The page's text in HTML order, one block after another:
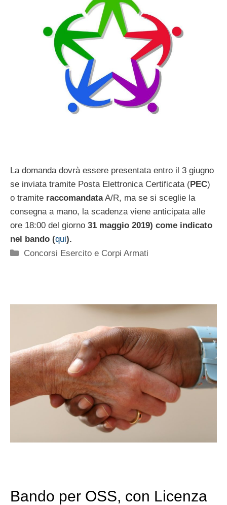
La domanda dovrà essere presentata entro il 3 giugno
se inviata tramite Posta Elettronica Certificata (PEC)
o tramite raccomandataA/R, ma se si sceglie la
consegna a mano, la scadenza viene anticipata alle
ore 18:00 del giorno 31 maggio 2019) come indicato
nel bando (qui).
Categorie
Concorsi Esercito e Corpi Armati
Bando per OSS, con Licenza